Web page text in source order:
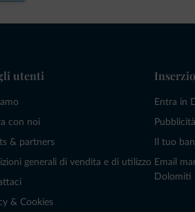
utenti
con noi
& partners
generali di vendita e di utilizzo
& Cookies
Entra in
Il tuo
Email
Dolomiti